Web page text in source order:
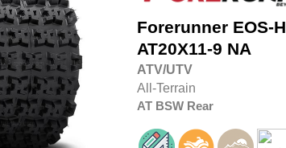
Forerunner EOS-H
AT20X11-9 NA
ATV/UTV
All-Terrain
AT BSW Rear